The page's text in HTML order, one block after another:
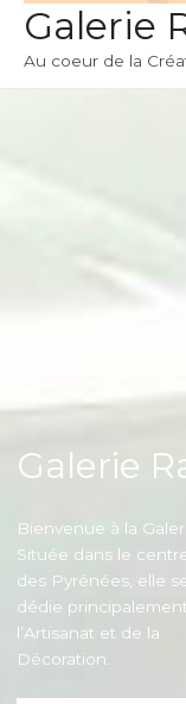
Galerie
Au coeur de la
Galerie
Bienvenue à la
Située dans le
des Pyrénées, elle
dédie
l’Artisanat et de la
Décoration.